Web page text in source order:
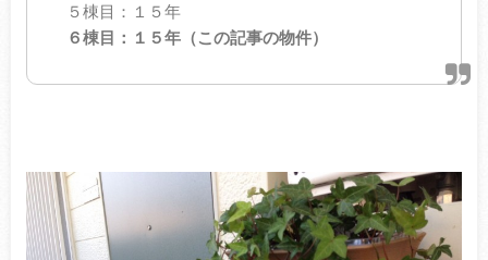
５棟目：１５年
６棟目：１５年（この記事の物件）